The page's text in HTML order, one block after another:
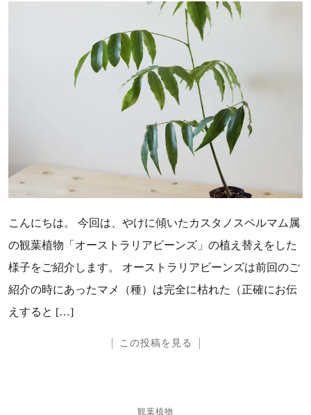
こんにちは。 今回は、やけに傾いたカスタノスペルマム属
の観葉植物「オーストラリアビーンズ」の植え替えをした
様子をご紹介します。 オーストラリアビーンズは前回のご
紹介の時にあったマメ（種）は完全に枯れた（正確にお伝
えすると […]
この投稿を見る
観葉植物